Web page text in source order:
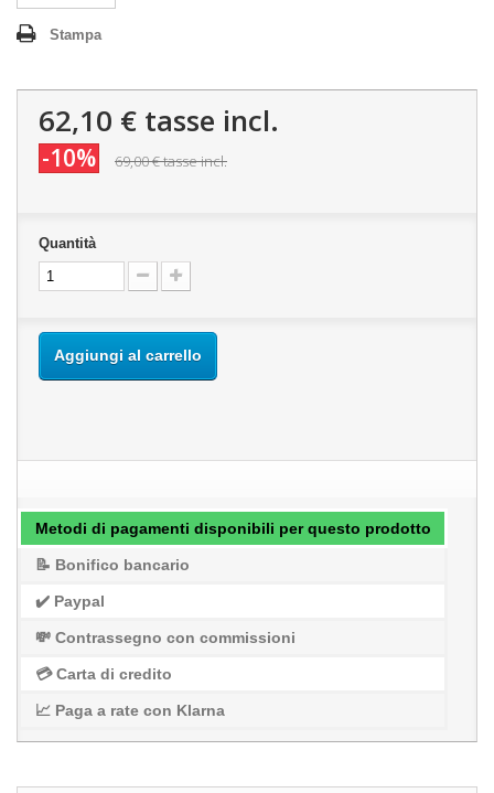
Stampa
62,10 € tasse incl.
-10% 69,00 €tasse incl.
Quantità
Aggiungi al carrello
Metodi di pagamenti disponibili per questo prodotto
📝 Bonifico bancario
✔️ Paypal
💸 Contrassegno con commissioni
💳 Carta di credito
📈 Paga a rate con Klarna